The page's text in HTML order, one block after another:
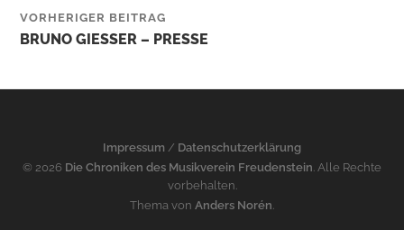
VORHERIGER BEITRAG
BRUNO GIESSER – PRESSE
Impressum / Datenschutzerklärung
© 2026 Die Chroniken des Musikverein Freudenstein . Alle Rechte
vorbehalten.
Thema von Anders Norén